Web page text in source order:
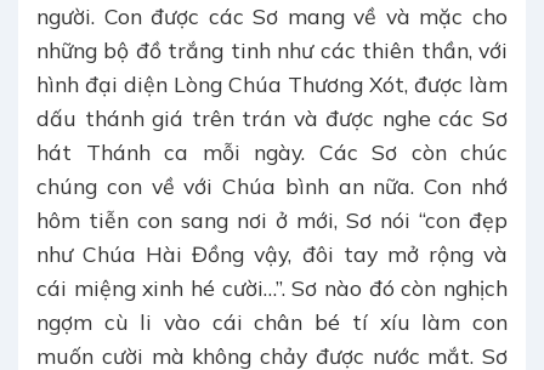
người. Con được các Sơ mang về và mặc cho
những bộ đồ trắng tinh như các thiên thần, với
hình đại diện Lòng Chúa Thương Xót, được làm
dấu thánh giá trên trán và được nghe các Sơ
hát Thánh ca mỗi ngày. Các Sơ còn chúc
chúng con về với Chúa bình an nữa. Con nhớ
hôm tiễn con sang nơi ở mới, Sơ nói “con đẹp
như Chúa Hài Đồng vậy, đôi tay mở rộng và
cái miệng xinh hé cười…”. Sơ nào đó còn nghịch
ngợm cù li vào cái chân bé tí xíu làm con
muốn cười mà không chảy được nước mắt. Sơ